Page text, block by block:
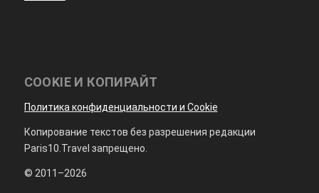
COOKIE И КОПИРАЙТ
Политика конфиденциальности и Cookie
Копирование текстов без разрешения редакции
Paris10.Travel запрещено.
© 2011–2026